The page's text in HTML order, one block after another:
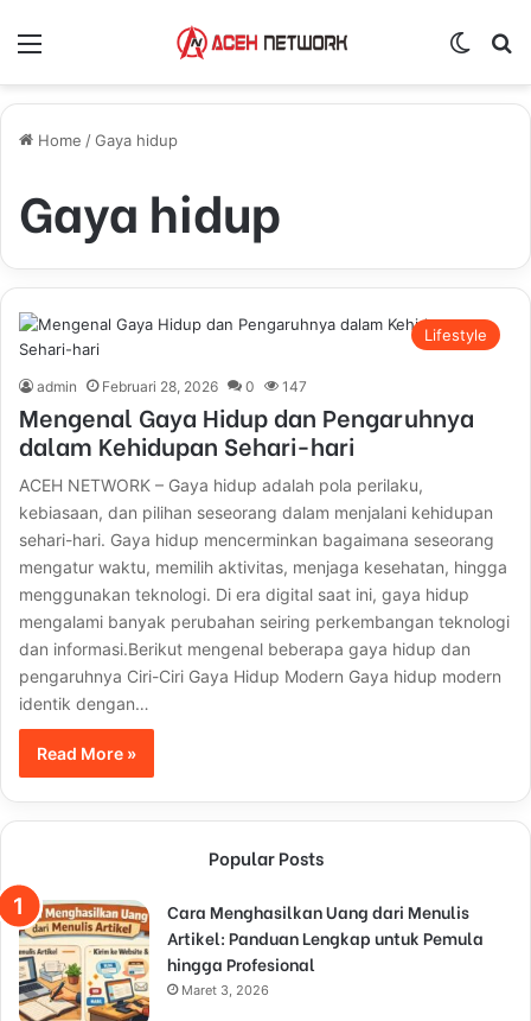
Home /Gaya hidup
Gaya hidup
Lifestyle
admin Februari 28, 2026 0 147
Mengenal Gaya Hidup dan Pengaruhnya
dalam Kehidupan Sehari-hari
ACEH NETWORK – Gaya hidup adalah pola perilaku,
kebiasaan, dan pilihan seseorang dalam menjalani kehidupan
sehari-hari. Gaya hidup mencerminkan bagaimana seseorang
mengatur waktu, memilih aktivitas, menjaga kesehatan, hingga
menggunakan teknologi. Di era digital saat ini, gaya hidup
mengalami banyak perubahan seiring perkembangan teknologi
dan informasi.Berikut mengenal beberapa gaya hidup dan
pengaruhnya Ciri-Ciri Gaya Hidup Modern Gaya hidup modern
identik dengan…
Read More »
Popular Posts
Cara Menghasilkan Uang dari Menulis
Artikel: Panduan Lengkap untuk Pemula
hingga Profesional
Maret 3, 2026